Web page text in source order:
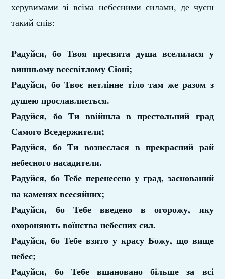
херувимами зі всіма небесними силами, де чуєш
такий спів:
Радуйся, бо Твоя пресвята душа вселилася у
вишньому всесвітлому Сіоні;
Радуйся, бо Твоє нетлінне тіло там же разом з
душею прославляється.
Радуйся, бо Ти ввійшла в престольний град
Самого Вседержителя;
Радуйся, бо Ти вознеслася в прекрасний рай
небесного насадителя.
Радуйся, бо Тебе перенесено у град, заснований
на каменях всесяйних;
Радуйся, бо Тебе введено в огорожу, яку
охороняють воїнства небесних сил.
Радуйся, бо Тебе взято у красу Божу, що вище
небес;
Радуйся, бо Тебе вшановано більше за всі